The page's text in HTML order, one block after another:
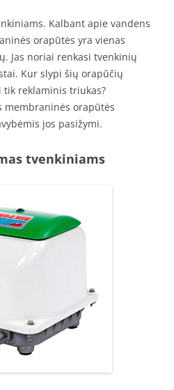
Kalbant apie vandens
orapūtės yra vienas
Jas noriai renkasi tvenkinių
Kur slypi šių orapūčių
tik reklaminis triukas?
membraninės orapūtės
jos pasižymi.
tvenkiniams